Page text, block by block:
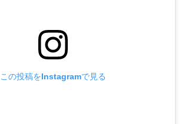
この投稿をInstagramで見る